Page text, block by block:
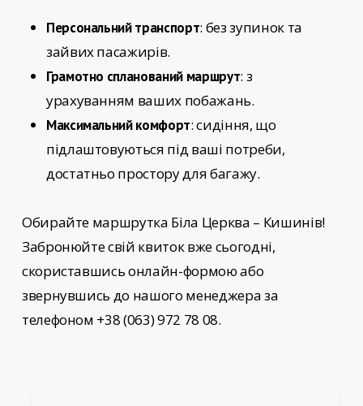
Персональний транспорт: без зупинок та
зайвих пасажирів.
Грамотно спланований маршрут: з
урахуванням ваших побажань.
Максимальний комфорт: сидіння, що
підлаштовуються під ваші потреби,
достатньо простору для багажу.
Обирайте маршрутка Біла Церква – Кишинів!
Забронюйте свій квиток вже сьогодні,
скориставшись онлайн-формою або
звернувшись до нашого менеджера за
телефоном +38 (063) 972 78 08.